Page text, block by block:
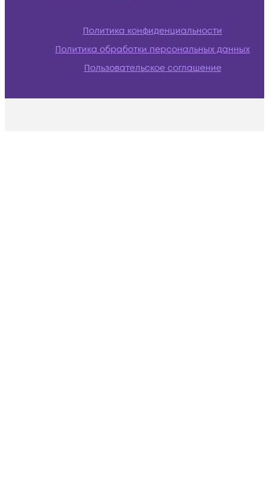
Политика конфиденциальности
Политика обработки персональных данных
Пользовательское соглашение